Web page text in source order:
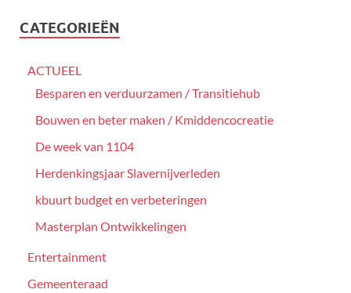
CATEGORIEËN
ACTUEEL
Besparen en verduurzamen / Transitiehub
Bouwen en beter maken / Kmiddencocreatie
De week van 1104
Herdenkingsjaar Slavernijverleden
kbuurt budget en verbeteringen
Masterplan Ontwikkelingen
Entertainment
Gemeenteraad